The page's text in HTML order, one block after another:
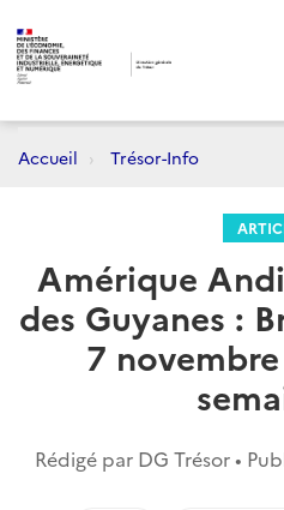
Accueil Trésor-Info
Amérique
des Guyanes :
7
Rédigé par DG Trésor •